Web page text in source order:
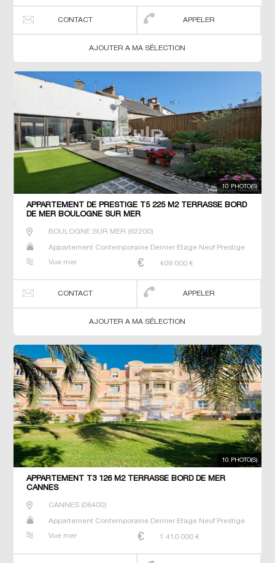
CONTACT APPELER
AJOUTER A MA SÉLECTION
10 PHOTO(S)
APPARTEMENT DE PRESTIGE T5 225 M2 TERRASSE BORD
DE MER BOULOGNE SUR MER
BOULOGNE SUR MER (62200)
Appartement Contemporaine Dernier Etage Neuf Prestige
Vue mer
409 000 €
CONTACT APPELER
AJOUTER A MA SÉLECTION
10 PHOTO(S)
APPARTEMENT T3 126 M2 TERRASSE BORD DE MER
CANNES
CANNES(06400)
Appartement Contemporaine Dernier Etage Neuf Prestige
Vue mer
1 410 000 €